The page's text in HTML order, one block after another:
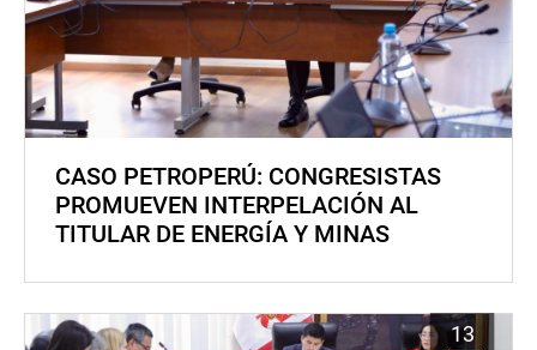
CASO PETROPERÚ: CONGRESISTAS
PROMUEVEN INTERPELACIÓN AL
TITULAR DE ENERGÍA Y MINAS
13